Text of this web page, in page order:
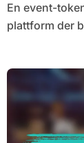
En event-tokenbutikk fungerer som en dynamisk digital
plattform der